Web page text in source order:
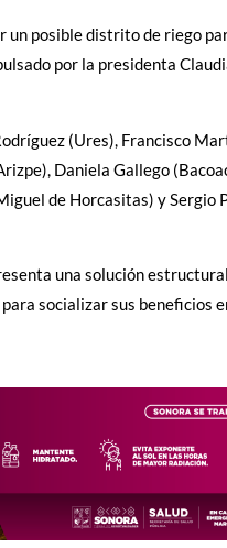
posible distrito de riego
por la presidenta
(Ures), Francisco
Daniela Gallego
de Horcasitas) y Sergio
una solución
socializar sus beneficios